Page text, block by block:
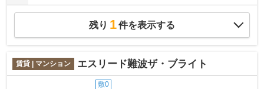
残り 1件を表示する
賃貸 | マンション エスリード難波ザ・ブライト
敷0